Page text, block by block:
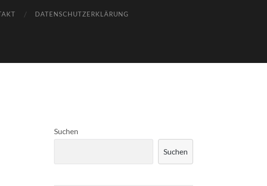
DATENSCHUTZERKLÄRUNG
Suchen
Suchen